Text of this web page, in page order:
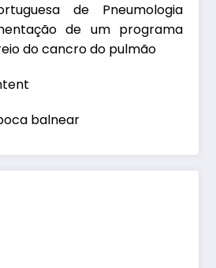
de Pneumologia
de um programa
do cancro do pulmão
balnear